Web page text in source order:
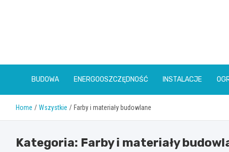
BUDOWA ENERGOOSZCZĘDNOŚĆ INSTALACJE
Home Wszystkie Farby i materiały budowlane
Kategoria: Farby i materiały